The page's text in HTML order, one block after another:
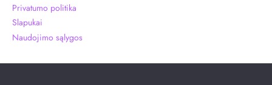
Privatumo politika
Slapukai
Naudojimo sąlygos